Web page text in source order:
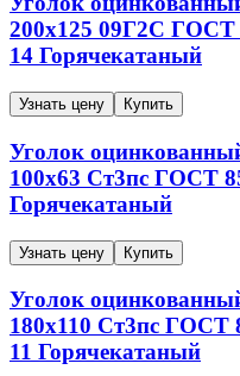
200х125 09Г2С ГОСТ
14 Горячекатаный
Узнать цену Купить
Уголок
100х63 Ст3пс ГОСТ
Горячекатаный
Узнать цену Купить
Уголок
180х110 Ст3пс ГОСТ
11 Горячекатаный